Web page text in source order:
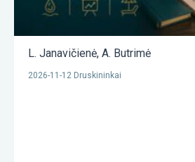
L. Janavičienė, A. Butrimė
2026-11-12 Druskininkai